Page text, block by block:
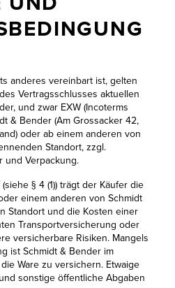
anderes vereinbart ist, gelten
Vertragsschlusses aktuellen
und zwar EXW (Incoterms
& Bender (Am Grossacker 42,
oder ab einem anderen von
Standort, zzgl.
und Verpackung.
§ 4 (1)) trägt der Käufer die
einem anderen von Schmidt
Standort und die Kosten einer
Transportversicherung oder
versicherbare Risiken. Mangels
ist Schmidt & Bender im
Ware zu versichern. Etwaige
sonstige öffentliche Abgaben